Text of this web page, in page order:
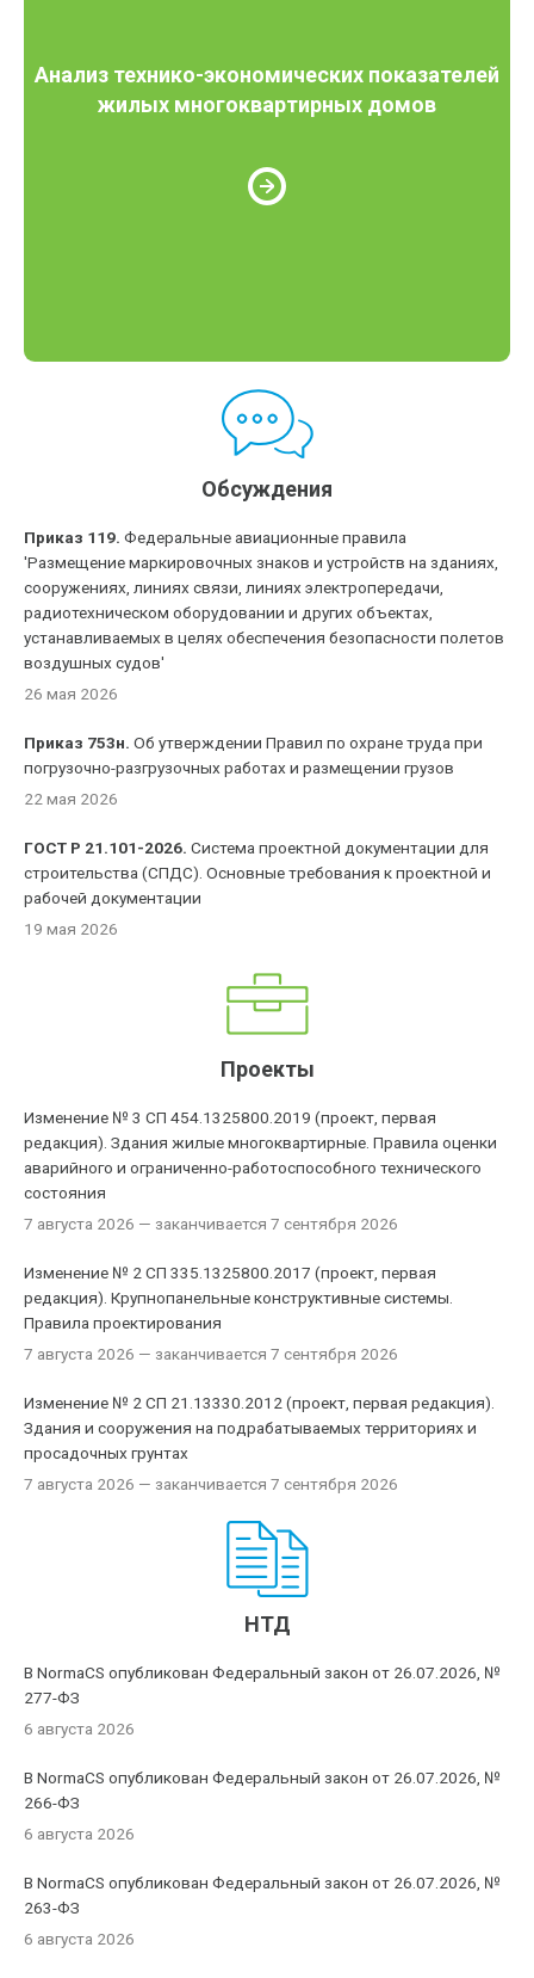
Анализ технико-экономических показателей
жилых многоквартирных домов
Обсуждения
Приказ 119. Федеральные авиационные правила
'Размещение маркировочных знаков и устройств на зданиях,
сооружениях, линиях связи, линиях электропередачи,
радиотехническом оборудовании и других объектах,
устанавливаемых в целях обеспечения безопасности полетов
воздушных судов'
26 мая 2026
Приказ 753н. Об утверждении Правил по охране труда при
погрузочно-разгрузочных работах и размещении грузов
22 мая 2026
ГОСТ Р 21.101-2026. Система проектной документации для
строительства (СПДС). Основные требования к проектной и
рабочей документации
19 мая 2026
Проекты
Изменение № 3 СП 454.1325800.2019 (проект, первая
редакция). Здания жилые многоквартирные. Правила оценки
аварийного и ограниченно-работоспособного технического
состояния
7 августа 2026 — заканчивается 7 сентября 2026
Изменение № 2 СП 335.1325800.2017 (проект, первая
редакция). Крупнопанельные конструктивные системы.
Правила проектирования
7 августа 2026 — заканчивается 7 сентября 2026
Изменение № 2 СП 21.13330.2012 (проект, первая редакция).
Здания и сооружения на подрабатываемых территориях и
просадочных грунтах
7 августа 2026 — заканчивается 7 сентября 2026
НТД
В NormaCS опубликован Федеральный закон от 26.07.2026, №
277-ФЗ
6 августа 2026
В NormaCS опубликован Федеральный закон от 26.07.2026, №
266-ФЗ
6 августа 2026
В NormaCS опубликован Федеральный закон от 26.07.2026, №
263-ФЗ
6 августа 2026